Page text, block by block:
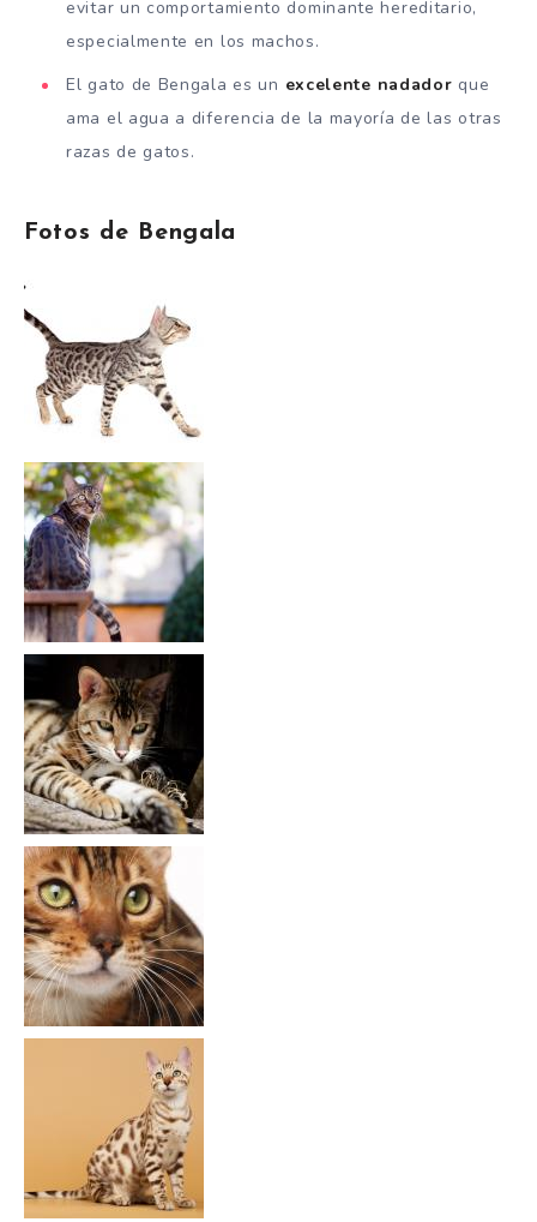
evitar un comportamiento dominante hereditario,
especialmente en los machos.
El gato de Bengala es un excelente nadador que
ama el agua a diferencia de la mayoría de las otras
razas de gatos.
Fotos de Bengala